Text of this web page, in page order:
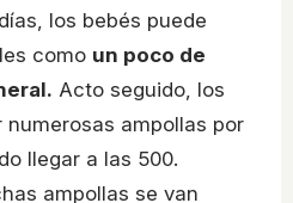
los bebés puede
como un poco de
Acto seguido, los
ampollas por
llegar a las 500.
ampollas se van